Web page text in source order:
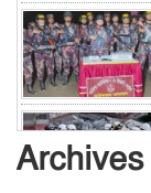
Archives